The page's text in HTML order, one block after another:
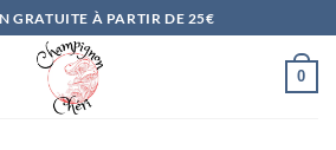
GRATUITE À PARTIR DE 25€
0